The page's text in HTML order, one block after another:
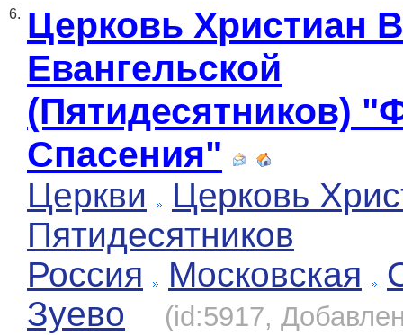
6. Церковь Христиан
Евангельской
(Пятидесятников)
Спасения"
Церкви
Церковь
Пятидесятников
Россия
Московская
Зуево
(id:5917,